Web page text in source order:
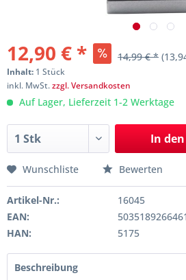
12,90 € * 14,99 € *
Inhalt: 1 Stück
inkl. MwSt.zzgl. Versandkosten
Auf Lager, Lieferzeit 1-2 Werktage
In den
Wunschliste Bewerten
Artikel-Nr.:
16045
EAN:
5035189266461
HAN:
5175
Beschreibung